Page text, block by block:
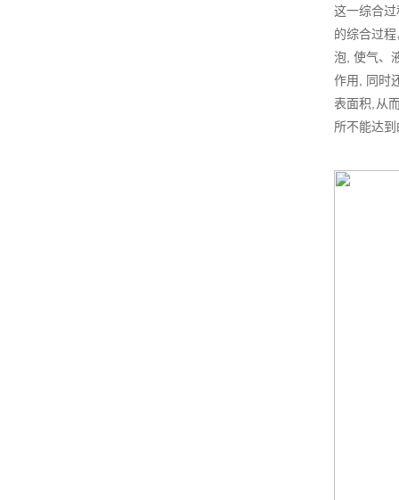
这一综合
的综合过
泡, 使气、
作用, 同时
表面积,从
所不能达